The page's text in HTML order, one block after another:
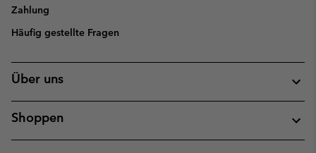
Zahlung
Häufig gestellte Fragen
Über uns
Shoppen